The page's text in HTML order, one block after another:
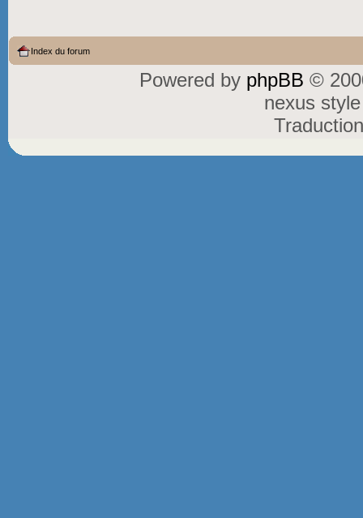
Index du forum
Powered by phpBB ©
nexus